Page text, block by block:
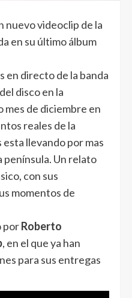
nuevo videoclip de la
en su último álbum
en directo de la banda
disco en la
mes de diciembre en
reales de la
esta llevando por mas
península. Un relato
con sus
momentos de
porRoberto
, en el que ya han
para sus entregas